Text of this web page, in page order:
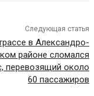
Следующая статья
в Александро-
районе сломался
перевозящий около
60 пассажиров